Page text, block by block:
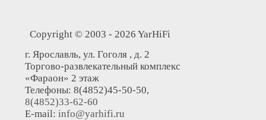
Copyright © 2003 - 2026 YarHiFi
г. Ярославль, ул. Гоголя , д. 2
Торгово-развлекательный комплекс
«Фараон» 2 этаж
Телефоны: 8(4852)45-50-50,
8(4852)33-62-60
E-mail: info@yarhifi.ru